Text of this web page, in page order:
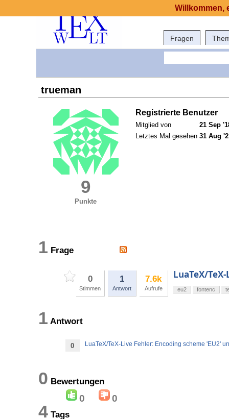
Fragen
trueman
9
Punkte
Registrierte Benutzer
Mitglied von
21 Sep
Letztes Mal gesehen 31 Aug
1 Frage
0
Stimmen
1
Antwort
7.6k
Aufrufe
LuaTeX/
eu2 fontenc
1 Antwort
0 LuaTeX/TeX-Live Fehler: Encoding scheme 'EU2'
0 Bewertungen
0 0
4 Tags
Willkommen,